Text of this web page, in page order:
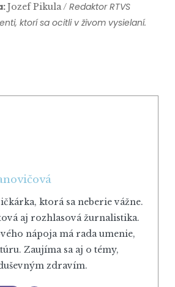
Jozef Pikula / Redaktor RTVS
ktorí sa ocitli v živom vysielaní.
ktorá sa neberie vážne.
aj rozhlasová žurnalistika.
nápoja má rada umenie,
Zaujíma sa aj o témy,
zdravím.